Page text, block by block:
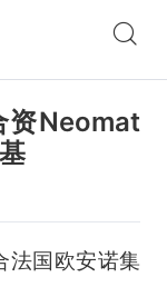
资Neomat
法国欧安诺集